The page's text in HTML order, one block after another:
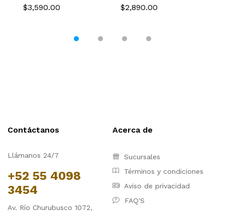
$3,590.00 $2,890.00
Contáctanos
Llámanos 24/7
+52 55 4098
3454
Av. Río Churubusco 1072,
Acerca de
Sucursales
Términos y condiciones
Aviso de privacidad
FAQ'S